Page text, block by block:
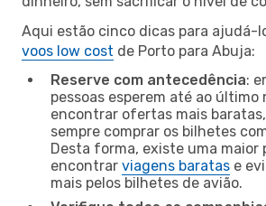
Aqui estão cinco dicas para ajudá-
voos low cost de Porto para Abuja:
Reserve com antecedência:
pessoas esperem até ao último
encontrar ofertas mais
sempre comprar os bilhetes
Desta forma, existe uma maior
encontrar viagens baratas e
mais pelos bilhetes de avião.